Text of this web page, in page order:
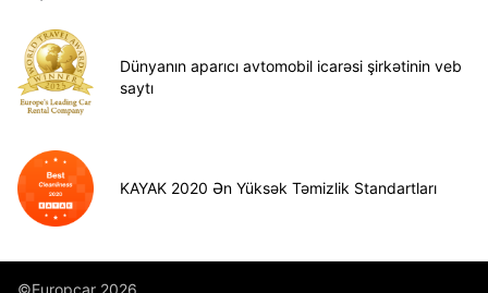
Dünyanın aparıcı avtomobil icarəsi şirkətinin veb
saytı
KAYAK 2020 Ən Yüksək Təmizlik Standartları